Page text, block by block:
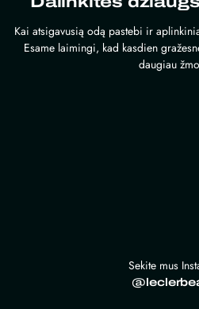
Kai atsigavusią odą pastebi ir
Esame laimingi, kad kasdien
daugiau
Sekite mus